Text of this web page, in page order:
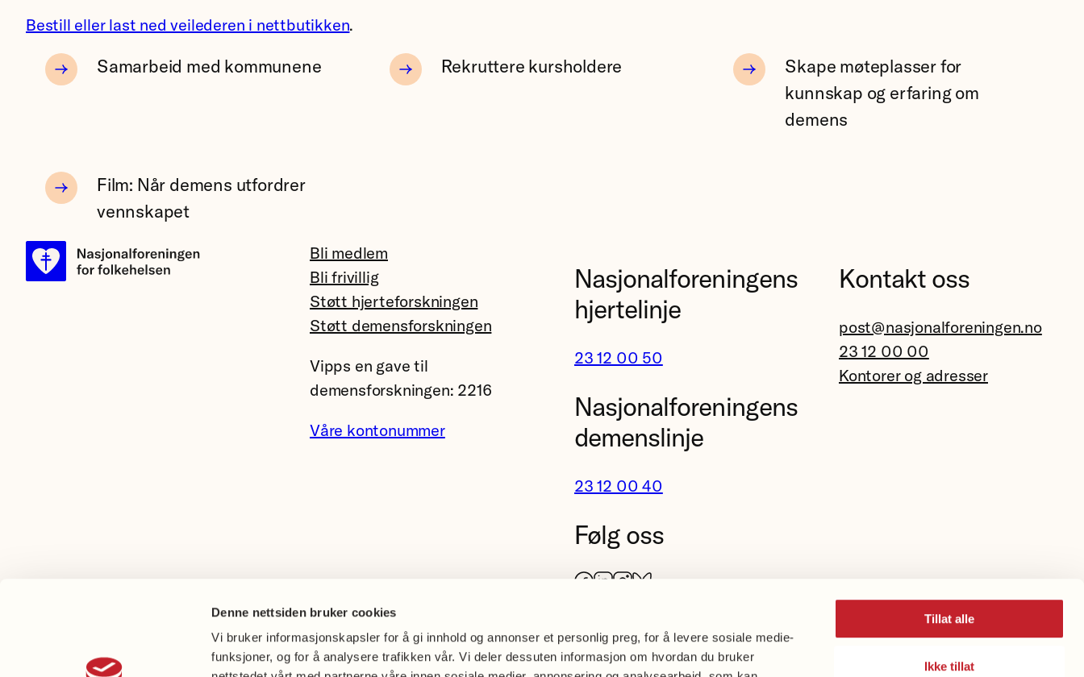
Denne nettsiden bruker cookies
Vi bruker informasjonskapsler for å gi innhold og annonser et personlig preg, for å levere sosiale medie-
funksjoner, og for å analysere trafikken vår. Vi deler dessuten informasjon om hvordan du bruker
Tillat alle
Ikke tillat
Bestill eller last ned veilederen i nettbutikken.
Samarbeid med kommunene Rekruttere kursholdere
Skape møteplasser for
kunnskap og erfaring om
demens
Film: Når demens utfordrer
vennskapet
Bli medlem
Bli frivillig
Støtt hjerteforskningen
Støtt demensforskningen
Vipps en gave til
demensforskningen: 2216
Våre kontonummer
Nasjonalforeningens
hjertelinje
23 12 00 50
Nasjonalforeningens
demenslinje
23 12 00 40
Følg oss
Facebook
LinkedIn
Instagram
Bluesky
Kontakt oss
post@nasjonalforeningen.no
23 12 00 00
Kontorer og adresser